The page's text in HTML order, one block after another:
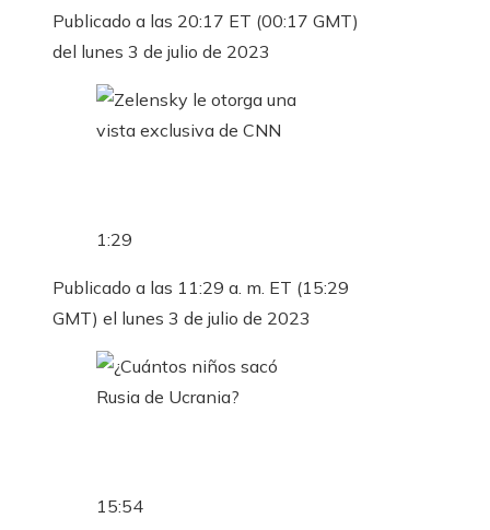
Publicado a las 20:17 ET (00:17 GMT)
del lunes 3 de julio de 2023
1:29
Publicado a las 11:29 a. m. ET (15:29
GMT) el lunes 3 de julio de 2023
15:54